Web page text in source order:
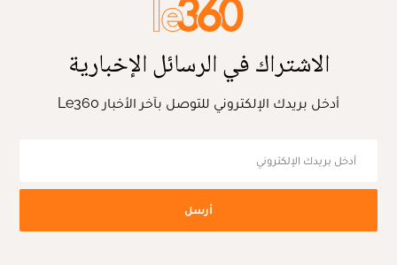
الاشتراك في الرسائل الإخبارية
أدخل بريدك الإلكتروني للتوصل بآخر الأخبار Le360
أرسل